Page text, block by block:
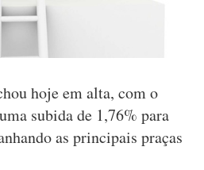
hoje em alta, com o
subida de 1,76% para
as principais praças